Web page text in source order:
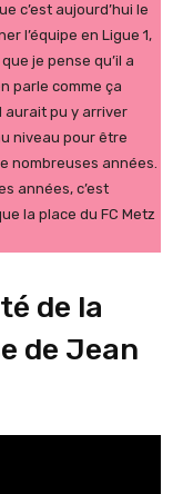
c’est aujourd’hui le
l’équipe en Ligue 1,
je pense qu’il a
parle comme ça
aurait pu y arriver
niveau pour être
nombreuses années.
années, c’est
la place du FC Metz
de la
de Jean